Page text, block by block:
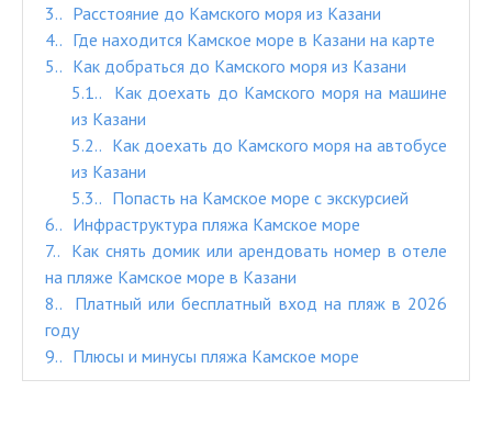
3.
Расстояние до Камского моря из Казани
4.
Где находится Камское море в Казани на карте
5.
Как добраться до Камского моря из Казани
5.1.
Как доехать до Камского моря на машине
из Казани
5.2.
Как доехать до Камского моря на автобусе
из Казани
5.3.
Попасть на Камское море с экскурсией
6.
Инфраструктура пляжа Камское море
7.
Как снять домик или арендовать номер в отеле
на пляже Камское море в Казани
8.
Платный или бесплатный вход на пляж в 2026
году
9.
Плюсы и минусы пляжа Камское море